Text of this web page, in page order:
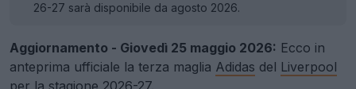
26-27 sarà disponibile da agosto 2026.
Aggiornamento - Giovedì 25 maggio 2026: Ecco in
anteprima ufficiale la terza maglia Adidas del Liverpool
per la stagione 2026-27.